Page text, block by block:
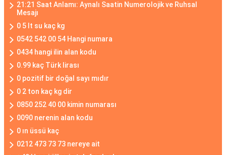
21:21 Saat Anlamı: Aynalı Saatin Numerolojik ve Ruhsal
Mesajı
0 5 lt su kaç kg
0542 542 00 54 Hangi numara
0434 hangi ilin alan kodu
0.99 kaç Türk lirası
0 pozitif bir doğal sayı mıdır
0 2 ton kaç kg dir
0850 252 40 00 kimin numarası
0090 nerenin alan kodu
0 ın üssü kaç
0212 473 73 73 nereye ait